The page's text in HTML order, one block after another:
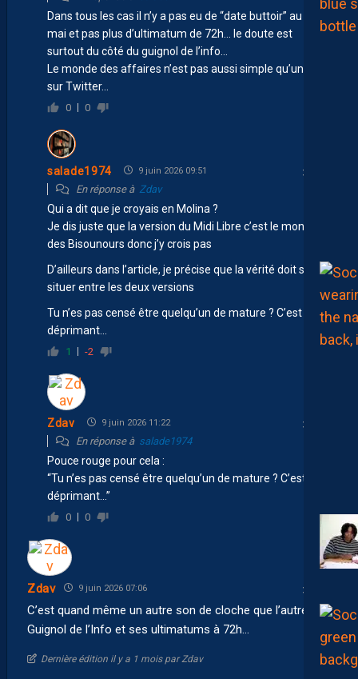
Dans tous les cas il n’y a pas eu de “date buttoir” au 15
mai et pas plus d’ultimatum de 72h… le doute est
surtout du côté du guignol de l’info…
Le monde des affaires n’est pas aussi simple qu’un post
sur Twitter…
0 0
salade1974 9 juin 2026 09:51
En réponse à Zdav
Qui a dit que je croyais en Molina ?
Je dis juste que la version du Midi Libre c’est le monde
des Bisounours donc j’y crois pas
D’ailleurs dans l’article, je précise que la vérité doit se
situer entre les deux versions
Tu n’es pas censé être quelqu’un de mature ? C’est
déprimant…
1 -2
Zdav 9 juin 2026 11:22
En réponse à salade1974
Pouce rouge pour cela :
“Tu n’es pas censé être quelqu’un de mature ? C’est
déprimant…”
0 0
Zdav 9 juin 2026 07:06
C’est quand même un autre son de cloche que l’autre
Guignol de l’Info et ses ultimatums à 72h…
Dernière édition il y a 1 mois par Zdav